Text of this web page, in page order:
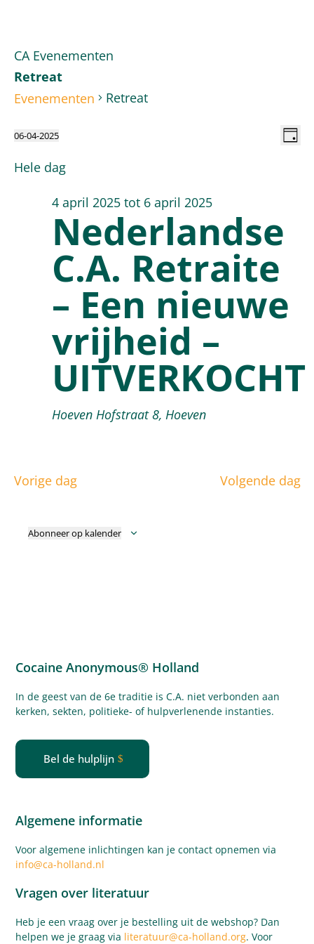
CA Evenementen
Retreat
Evenementen
Retreat
Evenementen
in
april
2025
Dag
06-04-2025
een
Hele dag
Nederlandse
C.A. Retraite
– Een nieuwe
vrijheid –
UITVERKOCHT
4 april 2025tot 6 april 2025
Hoeven Hofstraat 8, Hoeven
Vorige dag Volgende dag
Abonneer op kalender
Cocaine Anonymous® Holland
In de geest van de 6e traditie is C.A. niet verbonden aan
kerken, sekten, politieke- of hulpverlenende instanties.
Bel de hulplijn
Algemene informatie
Voor algemene inlichtingen kan je contact opnemen via
info@ca-holland.nl
Vragen over literatuur
Heb je een vraag over je bestelling uit de webshop? Dan
helpen we je graag via literatuur@ca-holland.org. Voor